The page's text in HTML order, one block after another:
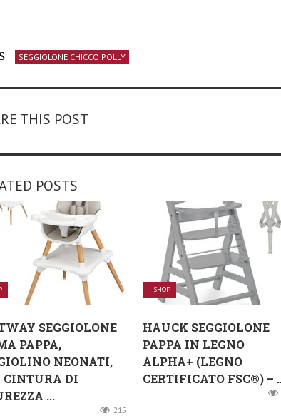
SEGGIOLONE CHICCO POLLY
THIS POST
POSTS
SEGGIOLONE
PAPPA,
NEONATI,
CINTURA DI
...
215
SHOP
HAUCK SEGGIOLONE
PAPPA IN LEGNO
ALPHA+ (LEGNO
CERTIFICATO FSC®) –